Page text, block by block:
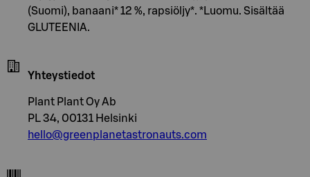
(Suomi), banaani* 12 %, rapsiöljy*. *Luomu. Sisältää
GLUTEENIA.
Yhteystiedot
Plant Plant Oy Ab
PL 34, 00131 Helsinki
hello@greenplanetastronauts.com